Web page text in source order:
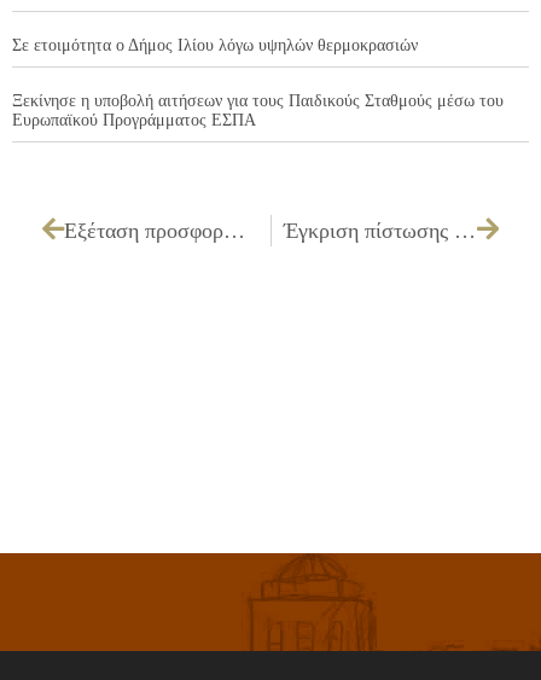
Σε ετοιμότητα ο Δήμος Ιλίου λόγω υψηλών θερμοκρασιών
Ξεκίνησε η υποβολή αιτήσεων για τους Παιδικούς Σταθμούς μέσω του
Ευρωπαϊκού Προγράμματος ΕΣΠΑ
Εξέταση προσφορών και εισήγηση ανάθεσης που αφορά «Απαραίτητες εργασίες για εκδηλώσεις της Κοινωνικής Υπηρεσίας» Έγκριση πίστωσης και τεχνικών προδιαγραφών και καθορισμός τρόπου εκτέλεσης και όρων διακήρυξης για την εργασία «Καθαρισμός φρεατίων υδροσυλλογής και δικτύου ομβρίων»